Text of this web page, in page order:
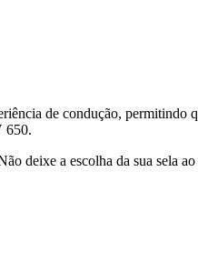
de condução, permitindo
650.
deixe a escolha da sua sela